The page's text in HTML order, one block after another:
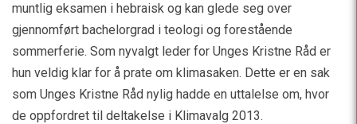
muntlig eksamen i hebraisk og kan glede seg over
gjennomført bachelorgrad i teologi og forestående
sommerferie. Som nyvalgt leder for Unges Kristne Råd er
hun veldig klar for å prate om klimasaken. Dette er en sak
som Unges Kristne Råd nylig hadde en uttalelse om, hvor
de oppfordret til deltakelse i Klimavalg 2013.